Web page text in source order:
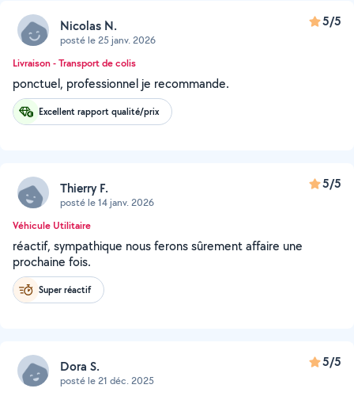
Nicolas N.
posté le 25 janv. 2026
5/5
Livraison - Transport de colis
ponctuel, professionnel je recommande.
Excellent rapport qualité/prix
Thierry F.
posté le 14 janv. 2026
5/5
Véhicule Utilitaire
réactif, sympathique nous ferons sûrement affaire une
prochaine fois.
Super réactif
Dora S.
posté le 21 déc. 2025
5/5